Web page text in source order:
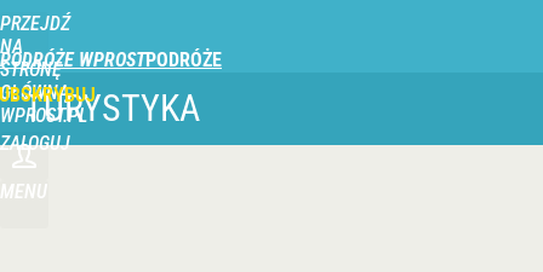
PRZEJDŹ
NA
STRONĘ
GŁÓWNĄ
WPROST.PL
PODRÓŻE WPROST
ZALOGUJ
MENU
TURYSTYKA